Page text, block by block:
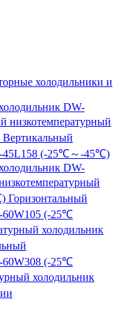
холодильники и
DW-
низкотемпературный
Вертикальный
45L158 (-25℃～-45℃)
DW-
Горизонтальный
60W105 (-25℃
холодильник
60W308 (-25℃
холодильник